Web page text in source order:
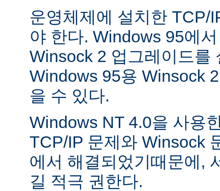
운영체제에 설치한 TCP/
야 한다. Windows 95에
Winsock 2 업그레이드를
Windows 95용 Winsock
을 수 있다.
Windows NT 4.0을 사용
TCP/IP 문제와 Winsock
에서 해결되었기때문에,
길 적극 권한다.